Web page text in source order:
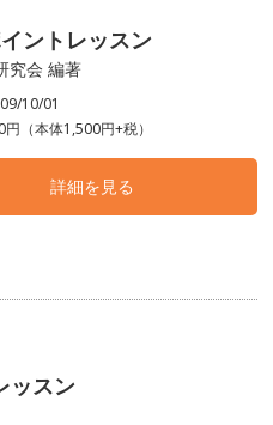
ントレッスン
究会 編著
10/01
円（本体1,500円+税）
詳細を見る
ッスン